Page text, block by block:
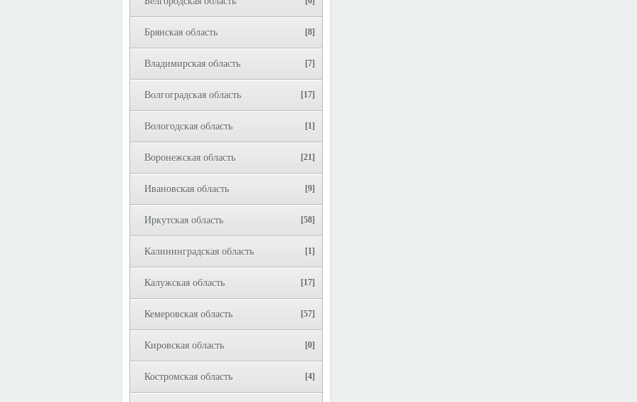
Брянская область [8]
Владимирская область [7]
Волгоградская область [17]
Вологодская область [1]
Воронежская область [21]
Ивановская область [9]
Иркутская область [58]
Калининградская область [1]
Калужская область [17]
Кемеровская область [57]
Кировская область [0]
Костромская область [4]